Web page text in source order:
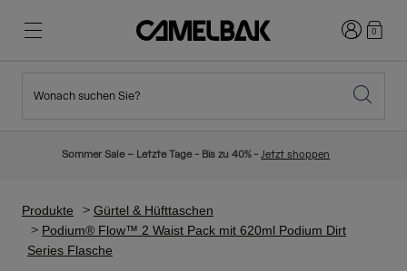
Neuigkeiten
Trinkrucksäcke
Wandern
Weg mit Wegwerfartikel
Anmelden
0
Wonach suchen Sie?
Sommer Sale – Letzte Tage - Bis zu 40% -Jetzt shoppen
Produkte
Gürtel & Hüfttaschen
Podium® Flow™ 2 Waist Pack mit 620ml Podium Dirt
Series Flasche